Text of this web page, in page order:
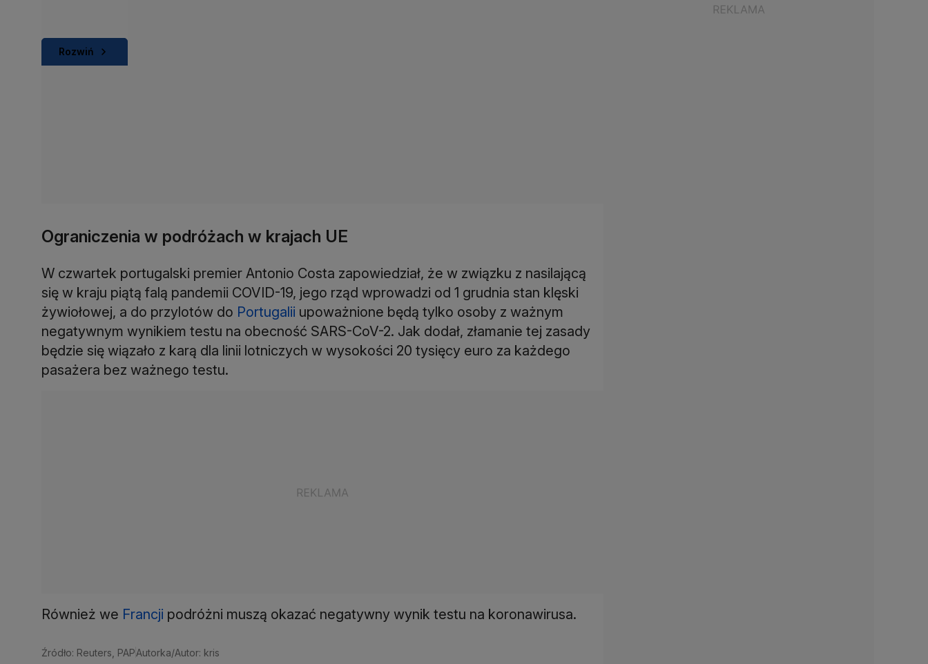
Rozwiń
Ograniczenia w podróżach w krajach UE
W czwartek portugalski premier Antonio Costa zapowiedział, że w związku z nasilającą
się w kraju piątą falą pandemii COVID-19, jego rząd wprowadzi od 1 grudnia stan klęski
żywiołowej, a do przylotów do Portugalii upoważnione będą tylko osoby z ważnym
negatywnym wynikiem testu na obecność SARS-CoV-2. Jak dodał, złamanie tej zasady
będzie się wiązało z karą dla linii lotniczych w wysokości 20 tysięcy euro za każdego
pasażera bez ważnego testu.
Również we Francji podróżni muszą okazać negatywny wynik testu na koronawirusa.
Źródło: Reuters, PAPAutorka/Autor: kris